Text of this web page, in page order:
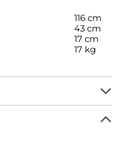
116 cm
43 cm
17 cm
17 kg